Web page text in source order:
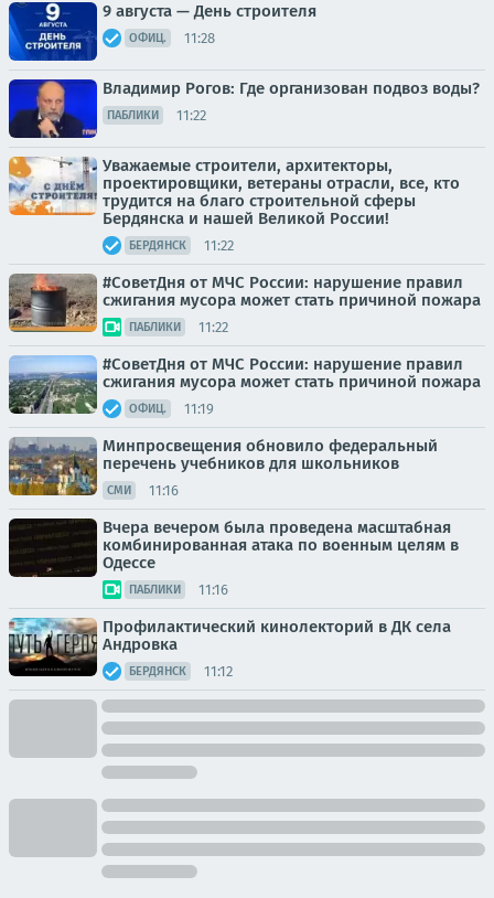
9 августа — День строителя
ОФИЦ. 11:28
Владимир Рогов: Где организован подвоз воды?
ПАБЛИКИ 11:22
Уважаемые строители, архитекторы,
проектировщики, ветераны отрасли, все, кто
трудится на благо строительной сферы
Бердянска и нашей Великой России!
БЕРДЯНСК 11:22
#СоветДня от МЧС России: нарушение правил
сжигания мусора может стать причиной пожара
ПАБЛИКИ 11:22
#СoвeтДня oт МЧС Рoссии: нарушение правил
сжигания мусора может стать причиной пожара
ОФИЦ. 11:19
Минпросвещения обновило федеральный
перечень учебников для школьников
СМИ 11:16
Вчера вечером была проведена масштабная
комбинированная атака по военным целям в
Одессе
ПАБЛИКИ 11:16
Профилактический кинолекторий в ДК села
Андровка
БЕРДЯНСК 11:12